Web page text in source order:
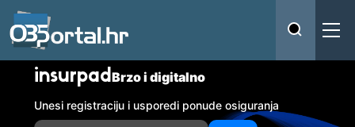
insurpadBrzo i digitalno
Unesi registraciju i usporedi ponude osiguranja